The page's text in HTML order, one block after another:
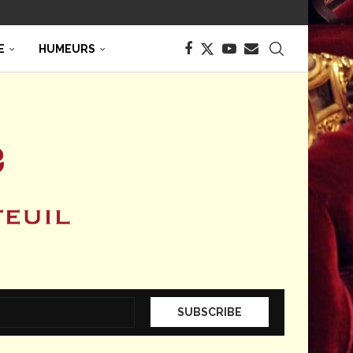
HUMEURS